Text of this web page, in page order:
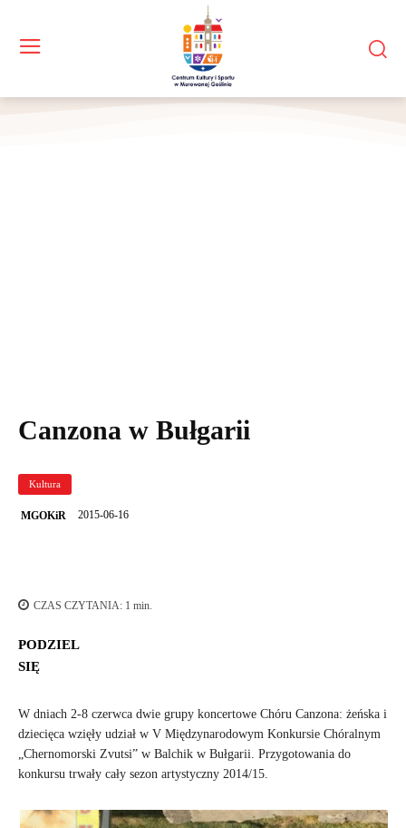
Canzona w Bułgarii
Kultura
MGOKiR 2015-06-16
CZAS CZYTANIA: 1 min.
PODZIEL
SIĘ
W dniach 2-8 czerwca dwie grupy koncertowe Chóru Canzona: żeńska i
dziecięca wzięły udział w V Międzynarodowym Konkursie Chóralnym
„Chernomorski Zvutsi” w Balchik w Bułgarii. Przygotowania do
konkursu trwały cały sezon artystyczny 2014/15.